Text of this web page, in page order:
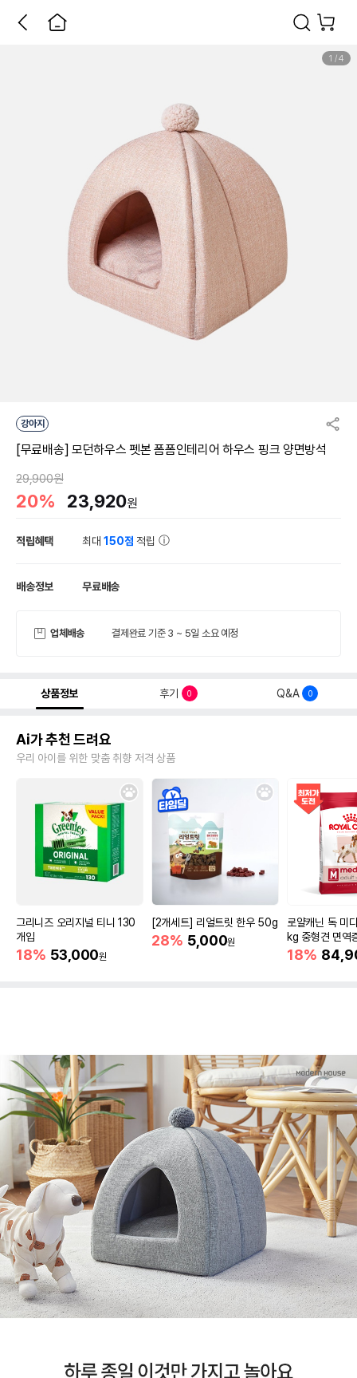
1 /4
강아지
[무료배송] 모던하우스 펫본 폼폼인테리어 하우스 핑크 양면방석
29,900원
20% 23,920원
적립혜택 최대150점 적립
배송정보 무료배송
업체배송 결제완료 기준 3 ~ 5일 소요 예정
상품정보 후기 0 Q&A 0
Ai가 추천 드려요
우리 아이를 위한 맞춤 취향 저격 상품
그리니즈 오리지널 티니 130
개입
18% 53,000원
[2개세트] 리얼트릿 한우 50g
28% 5,000원
로얄캐닌 독 미
kg 중형견 면역
18%